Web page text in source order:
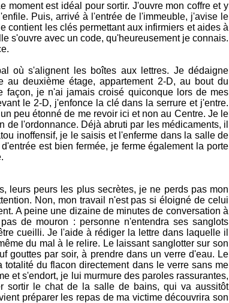
moment est idéal pour sortir. J'ouvre mon coffre et y
Puis, arrivé à l'entrée de l'immeuble, j'avise le
contient les clés permettant aux infirmiers et aides à
s'ouvre avec un code, qu'heureusement je connais.
où s'alignent les boîtes aux lettres. Je dédaigne
au deuxième étage, appartement 2-D, au bout du
façon, je n'ai jamais croisé quiconque lors de mes
le 2-D, j'enfonce la clé dans la serrure et j'entre.
peu étonné de me revoir ici et non au Centre. Je le
l'ordonnance. Déjà abruti par les médicaments, il
inoffensif, je le saisis et l'enferme dans la salle de
est bien fermée, je ferme également la porte
leurs peurs les plus secrètes, je ne perds pas mon
Non, mon travail n'est pas si éloigné de celui
A peine une dizaine de minutes de conversation à
de mouron : personne n'entendra ses sanglots
cueilli. Je l'aide à rédiger la lettre dans laquelle il
du mal à le relire. Le laissant sanglotter sur son
gouttes par soir, à prendre dans un verre d'eau. Le
du flacon directement dans le verre sans me
et s'endort, je lui murmure des paroles rassurantes,
sortir le chat de la salle de bains, qui va aussitôt
préparer les repas de ma victime découvrira son